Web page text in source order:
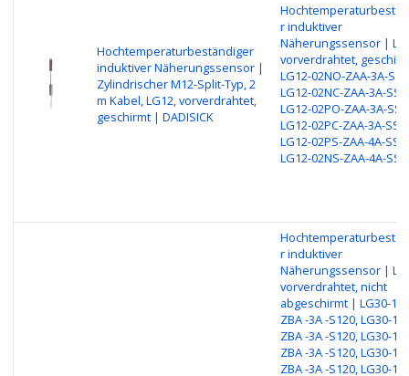
Hochtemperaturbeständiger
induktiver Näherungssensor |
Zylindrischer M12-Split-Typ, 2
m Kabel, LG12, vorverdrahtet,
geschirmt | DADISICK
r induktiver
Näherungssensor |
vorverdrahtet,
LG12-02NO-ZAA-3A-
LG12-02NC-ZAA-3A-
LG12-02PO-ZAA-3A-
LG12-02PC-ZAA-3A-
LG12-02PS-ZAA-4A-
LG12-02NS-ZAA-4A-
r induktiver
Näherungssensor |
vorverdrahtet, nicht
abgeschirmt | LG30-
ZBA -3A -S120, LG30-
ZBA -3A -S120, LG30-
ZBA -3A -S120, LG30-
ZBA -3A -S120, LG30-